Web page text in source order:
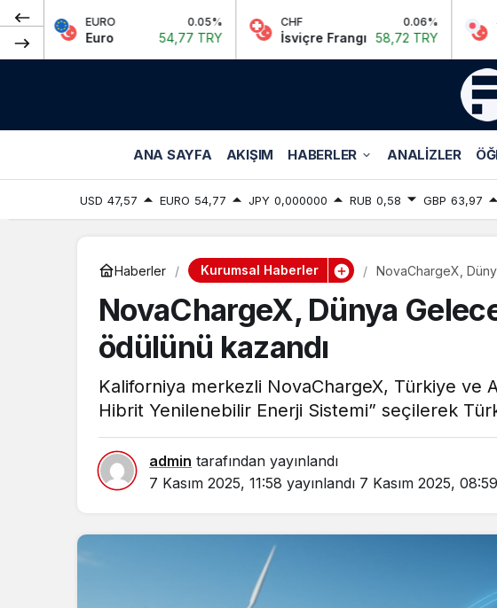
EURO 0.05%
Euro 54,77 TRY
CHF
İsviçre Frangı 58,72 TRY
JPY
Japon Yeni
ANA SAYFA AKIŞIM HABERLER ANALIZLER
USD 47,57 EURO 54,77 JPY 0,000000 RUB 0,58 GBP 63,97
Haberler Kurumsal Haberler NovaChargeX,
NovaChargeX, Dünya
ödülünü kazandı
Kaliforniya merkezli NovaChargeX, Türkiye ve
Hibrit Yenilenebilir Enerji Sistemi” seçilerek
admin tarafından yayınlandı
7 Kasım 2025, 11:58 yayınlandı 7 Kasım 2025, 08:59